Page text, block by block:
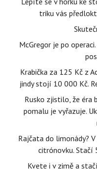
triku vás
McGregor je po
Krabička za 125 Kč z
jindy stojí 10 000 Kč.
Rusko zjistilo, že éra
pomalu je vyřazuje.
Rajčata do limonády?
citrónovku. Stačí
Kvete i v zimě a